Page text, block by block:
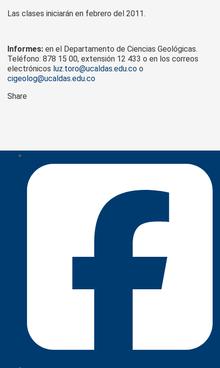
Las clases iniciarán en febrero del 2011.
Informes: en el Departamento de Ciencias Geológicas.
Teléfono: 878 15 00, extensión 12 433 o en los correos
electrónicos luz.toro@ucaldas.edu.co o
cigeolog@ucaldas.edu.co
Share